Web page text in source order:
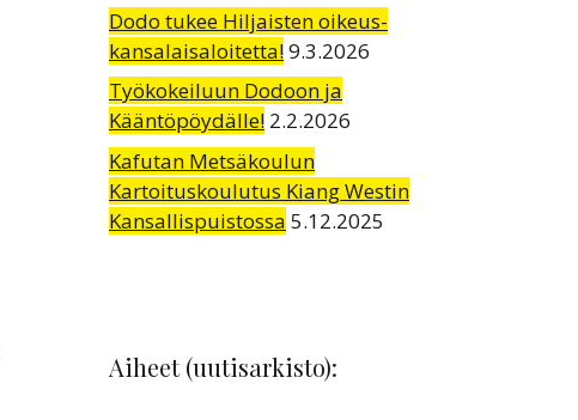
Dodo tukee Hiljaisten oikeus-
kansalaisaloitetta!9.3.2026
Työkokeiluun Dodoon ja
Kääntöpöydälle! 2.2.2026
Kafutan Metsäkoulun
Kartoituskoulutus Kiang Westin
Kansallispuistossa 5.12.2025
Aiheet (uutisarkisto):